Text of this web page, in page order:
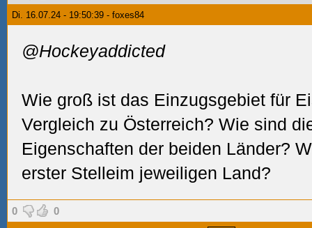
Di. 16.07.24 - 19:50:39 - foxes84
@Hockeyaddicted
Wie groß ist das Einzugsgebiet für
Vergleich zu Österreich? Wie sind
Eigenschaften der beiden Länder?
erster Stelleim jeweiligen Land?
0 0